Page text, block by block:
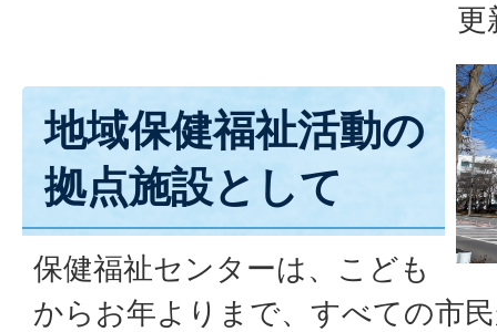
更
地域保健福祉活動の
拠点施設として
保健福祉センターは、こども
からお年よりまで、すべての市